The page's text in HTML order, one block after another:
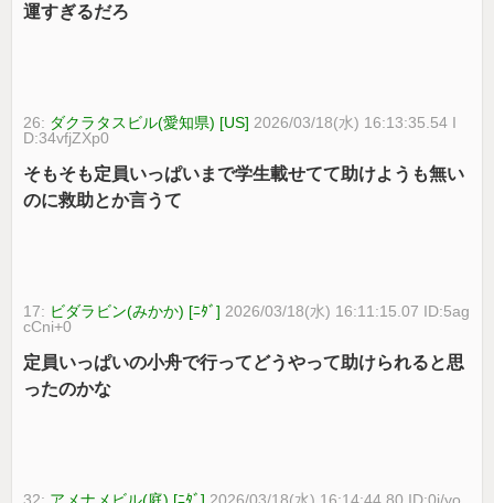
運すぎるだろ
26: ダクラタスビル(愛知県) [US] 2026/03/18(水) 16:13:35.54 I
D:34vfjZXp0
そもそも定員いっぱいまで学生載せてて助けようも無い
のに救助とか言うて
17: ビダラビン(みかか) [ﾆﾀﾞ] 2026/03/18(水) 16:11:15.07 ID:5ag
cCni+0
定員いっぱいの小舟で行ってどうやって助けられると思
ったのかな
32: アメナメビル(庭) [ﾆﾀﾞ] 2026/03/18(水) 16:14:44.80 ID:0i/yo